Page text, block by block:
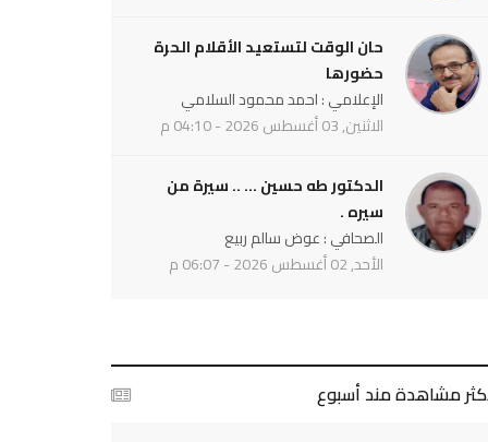
حان الوقت لتستعيد الأقلام الحرة
حضورها
الإعلامي : احمد محمود السلامي
الاثنين, 03 أغسطس 2026 - 04:10 م
الدكتور طه حسين ... .. سيرة من
سيره .
الصحافي : عوض سالم ربيع
الأحد, 02 أغسطس 2026 - 06:07 م
مشاهدة مند أسبوع